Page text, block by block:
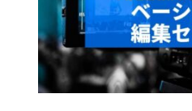
お買い物カゴに